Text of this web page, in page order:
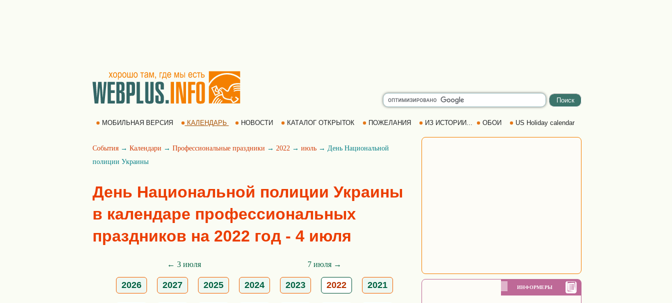
МОБИЛЬНАЯ ВЕРСИЯ КАЛЕНДАРЬ НОВОСТИ КАТАЛОГ ОТКРЫТОК ПОЖЕЛАНИЯ ИЗ ИСТОРИИ... ОБОИ US Holiday calendar
События → Календари → Профессиональные праздники → 2022 → июль → День Национальной
полиции Украины
День Национальной полиции Украины
в календаре профессиональных
праздников на 2022 год - 4 июля
← 3 июля 7 июля →
2026 2027 2025 2024 2023 2022 2021 ИНФОРМЕРЫ